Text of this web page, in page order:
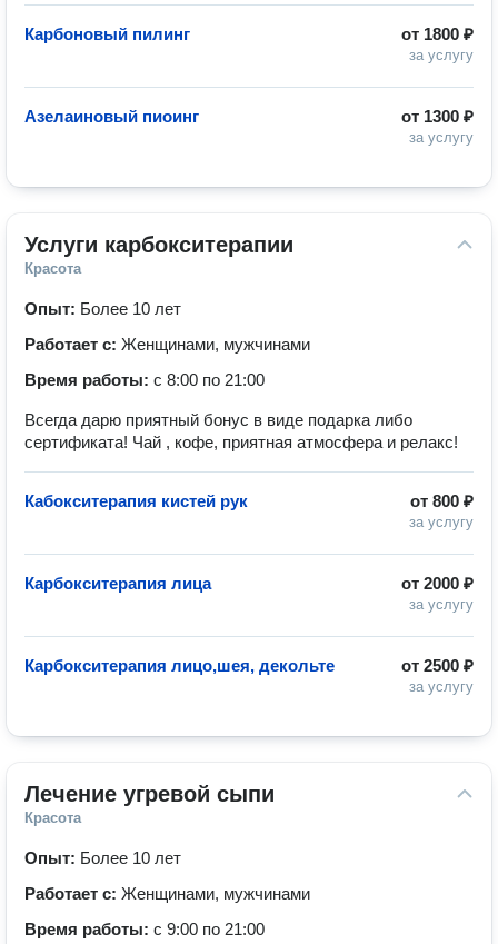
от 1800 ₽
за услугу
Карбоновый пилинг
от 1300 ₽
за услугу
Азелаиновый пиоинг
Услуги карбокситерапии
Красота
Опыт: Более 10 лет
Работает с: Женщинами, мужчинами
Время работы: с 8:00 по 21:00
Всегда дарю приятный бонус в виде подарка либо
сертификата! Чай , кофе, приятная атмосфера и релакс!
от 800 ₽
за услугу
Кабокситерапия кистей рук
от 2000 ₽
за услугу
Карбокситерапия лица
от 2500 ₽
за услугу
Карбокситерапия лицо,шея, декольте
Лечение угревой сыпи
Красота
Опыт: Более 10 лет
Работает с: Женщинами, мужчинами
Время работы: с 9:00 по 21:00